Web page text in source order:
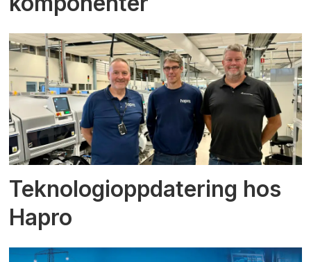
Teknologioppdatering hos
Hapro